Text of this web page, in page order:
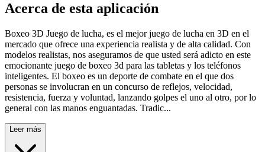
Acerca de esta aplicación
Boxeo 3D Juego de lucha, es el mejor juego de lucha en 3D en el
mercado que ofrece una experiencia realista y de alta calidad. Con
modelos realistas, nos aseguramos de que usted será adicto en este
emocionante juego de boxeo 3d para las tabletas y los teléfonos
inteligentes. El boxeo es un deporte de combate en el que dos
personas se involucran en un concurso de reflejos, velocidad,
resistencia, fuerza y voluntad, lanzando golpes el uno al otro, por lo
general con las manos enguantadas. Tradic...
Leer más